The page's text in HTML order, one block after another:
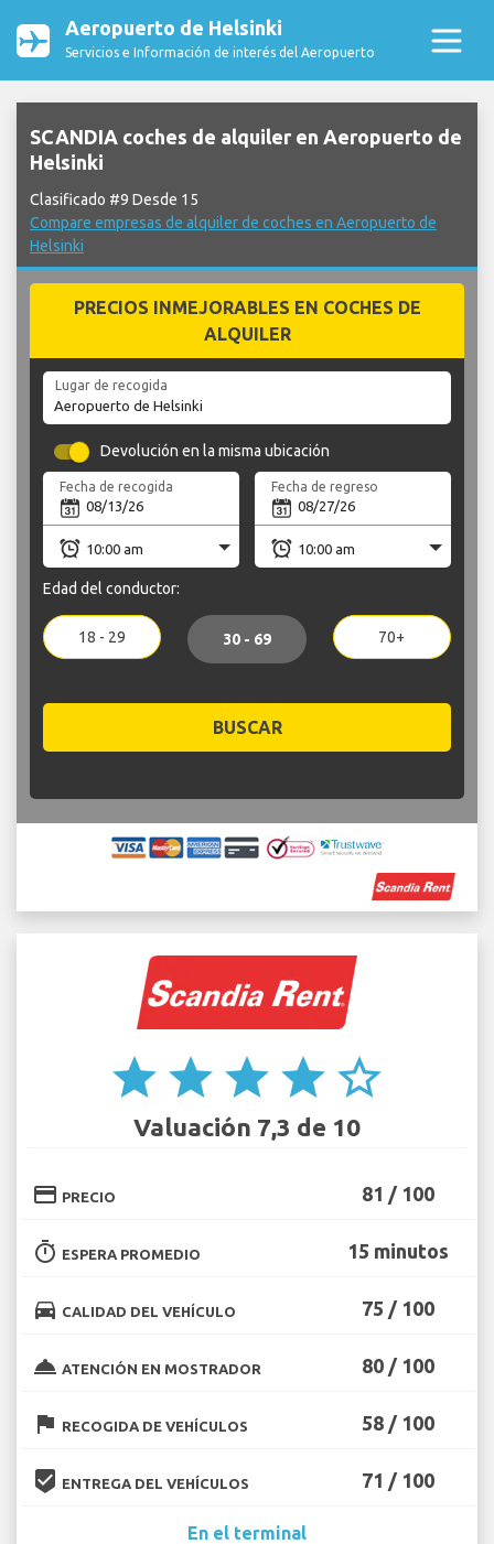
Aeropuerto de Helsinki
Servicios e Información de interés del Aeropuerto
SCANDIA coches de alquiler en Aeropuerto de
Helsinki
Clasificado #9 Desde 15
Compare empresas de alquiler de coches en Aeropuerto de
Helsinki
PRECIOS INMEJORABLES EN COCHES DE
ALQUILER
Lugar de recogida
Devolución en la misma ubicación
Fecha de recogida Fecha de regreso
Edad del conductor:
18 - 29 30 - 69 70+
BUSCAR
star star star star star_border
Valuación 7,3 de 10
credit_card PRECIO 81 / 100
timer ESPERA PROMEDIO 15 minutos
directions_car CALIDAD DEL VEHÍCULO 75 / 100
room_service ATENCIÓN EN MOSTRADOR 80 / 100
flag RECOGIDA DE VEHÍCULOS 58 / 100
beenhere ENTREGA DEL VEHÍCULOS 71 / 100
En el terminal